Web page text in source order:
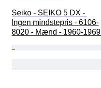
Seiko - SEIKO 5 DX -
Ingen mindstepris - 6106-
8020 - Mænd - 1960-1969